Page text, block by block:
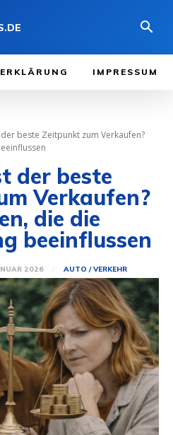
IMPRESSUM
beste Zeitpunkt zum Verkaufen?
der beste
Verkaufen?
die die
beeinflussen
2026 AUTO / VERKEHR